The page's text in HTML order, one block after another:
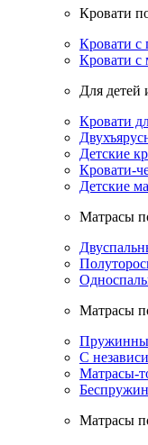
Кровати
Кровати
Кровати с
Для детей
Кровати
Детские
Кровати-
Детские
Матрасы
Матрасы
С
Матрасы-
Матрасы